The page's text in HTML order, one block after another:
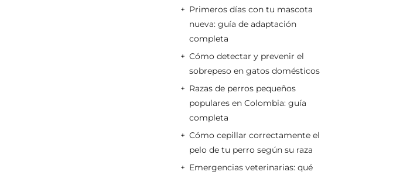
Primeros días con tu mascota
nueva: guía de adaptación
completa
Cómo detectar y prevenir el
sobrepeso en gatos domésticos
Razas de perros pequeños
populares en Colombia: guía
completa
Cómo cepillar correctamente el
pelo de tu perro según su raza
Emergencias veterinarias: qué